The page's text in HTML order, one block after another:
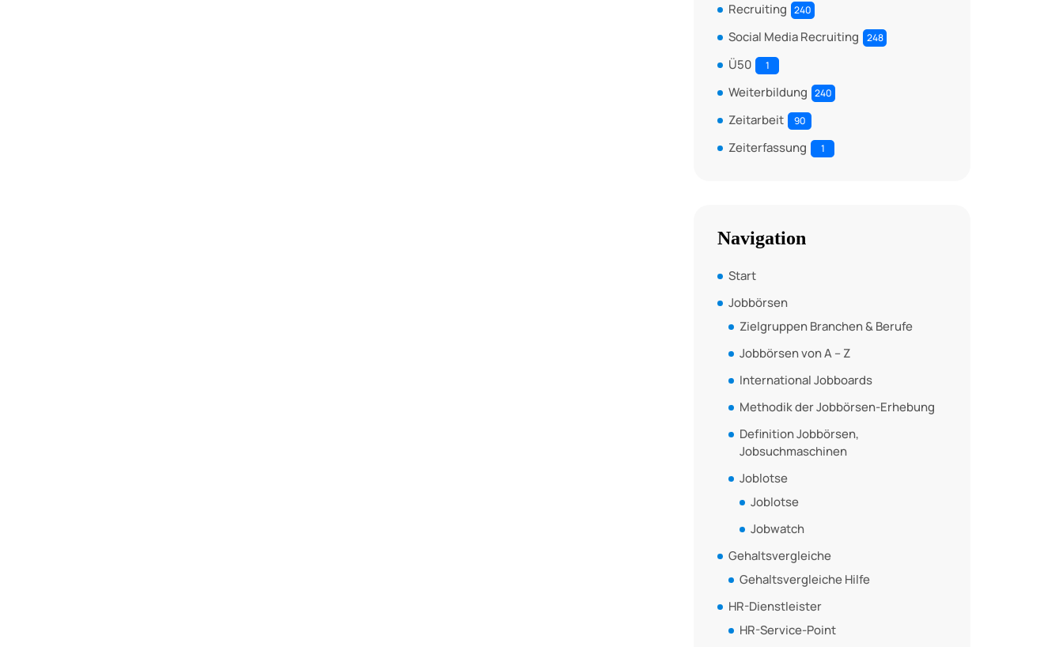
Recruiting 240
Social Media Recruiting 248
Ü50 1
Weiterbildung 240
Zeitarbeit 90
Zeiterfassung 1
Navigation
Start
Jobbörsen
Zielgruppen Branchen & Berufe
Jobbörsen von A – Z
International Jobboards
Methodik der Jobbörsen-Erhebung
Definition Jobbörsen,
Jobsuchmaschinen
Joblotse
Joblotse
Jobwatch
Gehaltsvergleiche
Gehaltsvergleiche Hilfe
HR-Dienstleister
HR-Service-Point